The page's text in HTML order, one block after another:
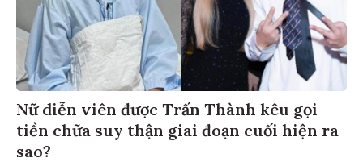
Nữ diễn viên được Trấn Thành kêu gọi
tiền chữa suy thận giai đoạn cuối hiện ra
sao?